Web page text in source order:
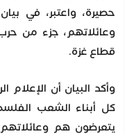
حصيرة، واعتبر، في
وعائلاتهم، جزء من
قطاع غزة.
وأكد البيان أن
كل أبناء الشعب
يتعرضون هم